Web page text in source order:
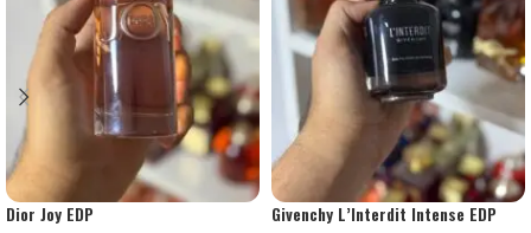
Dior Joy EDP Givenchy L’Interdit Intense EDP